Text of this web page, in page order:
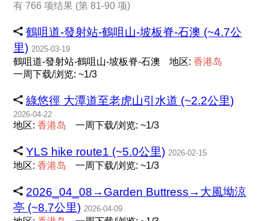
有 766 项结果 (第 81-90 项)
鶴咀道-發射站-鶴咀山-坡板脊-石澳 (~4.7公
里) 2025-03-19
鶴咀道-發射站-鶴咀山-坡板脊-石澳 地区:香港岛
一周下载/浏览: ~1/3
綠悠徑 大潭道至老虎山引水道 (~2.2公里)
2026-04-22
地区:香港岛 一周下载/浏览: ~1/3
YLS hike route1 (~5.0公里) 2026-02-15
地区:香港岛 一周下载/浏览: ~1/3
2026_04_08→Garden Buttress→大風坳涼
亭 (~8.7公里) 2026-04-09